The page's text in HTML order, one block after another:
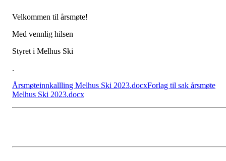
Velkommen til årsmøte!
Med vennlig hilsen
Styret i Melhus Ski
.
Årsmøteinnkallling Melhus Ski 2023.docxForlag til sak årsmøte
Melhus Ski 2023.docx